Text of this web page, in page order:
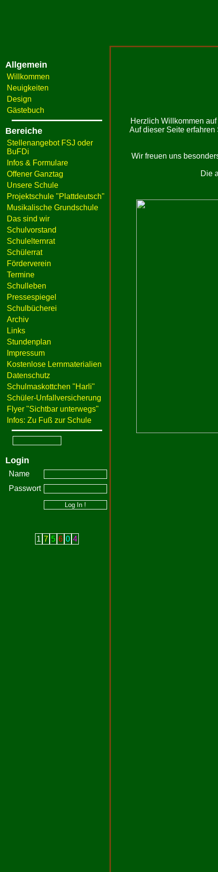
Allgemein
Willkommen
Neuigkeiten
Design
Gästebuch
Bereiche
Stellenangebot FSJ oder
BuFDi
Infos & Formulare
Offener Ganztag
Unsere Schule
Projektschule "Plattdeutsch"
Musikalische Grundschule
Das sind wir
Schulvorstand
Schulelternrat
Schülerrat
Förderverein
Termine
Schulleben
Pressespiegel
Schulbücherei
Archiv
Links
Stundenplan
Impressum
Kostenlose Lernmaterialien
Datenschutz
Schulmaskottchen "Harli"
Schüler-Unfallversicherung
Flyer "Sichtbar unterwegs"
Infos: Zu Fuß zur Schule
Login
Name
Passwort
1 7 5 6 0 4
Herzlich Willkommen
Auf dieser Seite
Wir freuen uns
Die